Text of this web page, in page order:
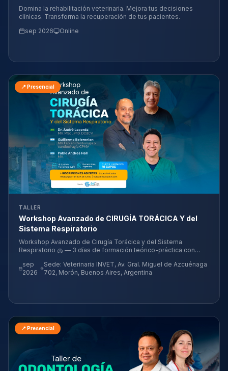
Domina la rehabilitación veterinaria. Mejora tus decisiones
clínicas. Transforma la recuperación de tus pacientes.
sep 2026
Online
📍 Presencial
TALLER
Workshop Avanzado de CIRUGÍA TORÁCICА Y del
Sistema Respiratorio
Workshop Avanzado de Cirugía Torácica y del Sistema
Respiratorio 🫁 — 3 días de formación teórico-práctica con
Lacerda, Guillermo Belerenian y Pablo Hall. 📅 4, 5 y 6 de
noviembre de 2026 en Buenos Aires, Argentina. Solo 18 cupos.
sep
2026
Sede: Veterinaria INVET, Av. Gral. Miguel de Azcuénaga
702, Morón, Buenos Aires, Argentina
📍 Presencial